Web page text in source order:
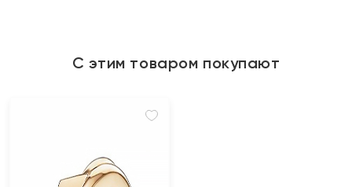
С этим товаром покупают